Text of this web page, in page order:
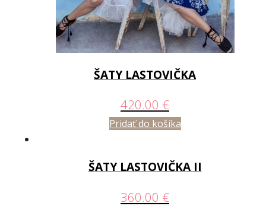
ŠATY LASTOVIČKA
420.00 €
Pridať do košíka
ŠATY LASTOVIČKA II
360.00 €